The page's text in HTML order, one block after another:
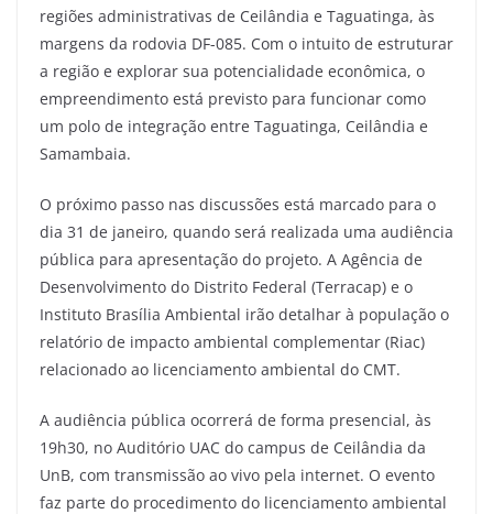
regiões administrativas de Ceilândia e Taguatinga, às
margens da rodovia DF-085. Com o intuito de estruturar
a região e explorar sua potencialidade econômica, o
empreendimento está previsto para funcionar como
um polo de integração entre Taguatinga, Ceilândia e
Samambaia.
O próximo passo nas discussões está marcado para o
dia 31 de janeiro, quando será realizada uma audiência
pública para apresentação do projeto. A Agência de
Desenvolvimento do Distrito Federal (Terracap) e o
Instituto Brasília Ambiental irão detalhar à população o
relatório de impacto ambiental complementar (Riac)
relacionado ao licenciamento ambiental do CMT.
A audiência pública ocorrerá de forma presencial, às
19h30, no Auditório UAC do campus de Ceilândia da
UnB, com transmissão ao vivo pela internet. O evento
faz parte do procedimento do licenciamento ambiental